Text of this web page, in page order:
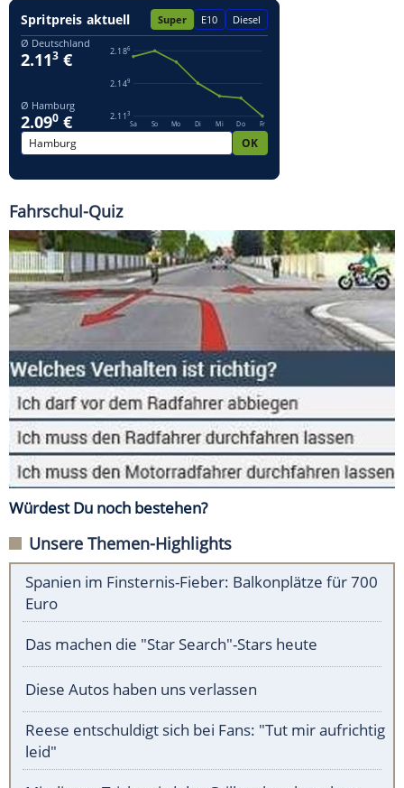
Fahrschul-Quiz
Würdest Du noch bestehen?
Unsere Themen-Highlights
Spanien im Finsternis-Fieber: Balkonplätze für 700
Euro
Das machen die "Star Search"-Stars heute
Diese Autos haben uns verlassen
Reese entschuldigt sich bei Fans: "Tut mir aufrichtig
leid"